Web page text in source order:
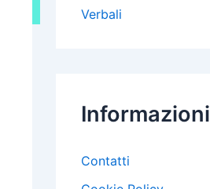
Verbali
Informazioni
Contatti